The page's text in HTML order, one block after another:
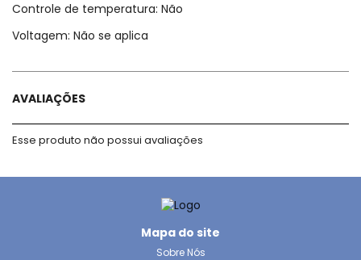
Controle de temperatura: Não
Voltagem: Não se aplica
AVALIAÇÕES
Esse produto não possui avaliações
Mapa do site
Sobre Nós